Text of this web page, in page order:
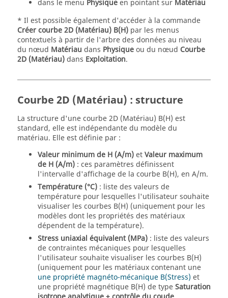
dans le menu Physiqueen pointant sur Matériau
* Il est possible également d'accéder à la commande
Créer courbe 2D (Matériau) B(H) par les menus
contextuels à partir de l'arbre des données au niveau
du nœud Matériau dans Physiqueou du nœud Courbe
2D (Matériau)dans Exploitation.
Courbe 2D (Matériau) : structure
La structure d'une courbe 2D (Matériau) B(H) est
standard, elle est indépendante du modèle du
matériau. Elle est définie par :
Valeur minimum de H (A/m)etValeur maximum
de H (A/m) : ces paramètres définissent
l'intervalle d'affichage de la courbe B(H), en A/m.
Température (°C) : liste des valeurs de
température pour lesquelles l'utilisateur souhaite
visualiser les courbes B(H) (uniquement pour les
modèles dont les propriétés des matériaux
dépendent de la température).
Stress uniaxial équivalent (MPa) : liste des valeurs
de contraintes mécaniques pour lesquelles
l'utilisateur souhaite visualiser les courbes B(H)
(uniquement pour les matériaux contenant une
une propriété magnéto-mécanique B(Stress) et
une propriété magnétique B(H) de typeSaturation